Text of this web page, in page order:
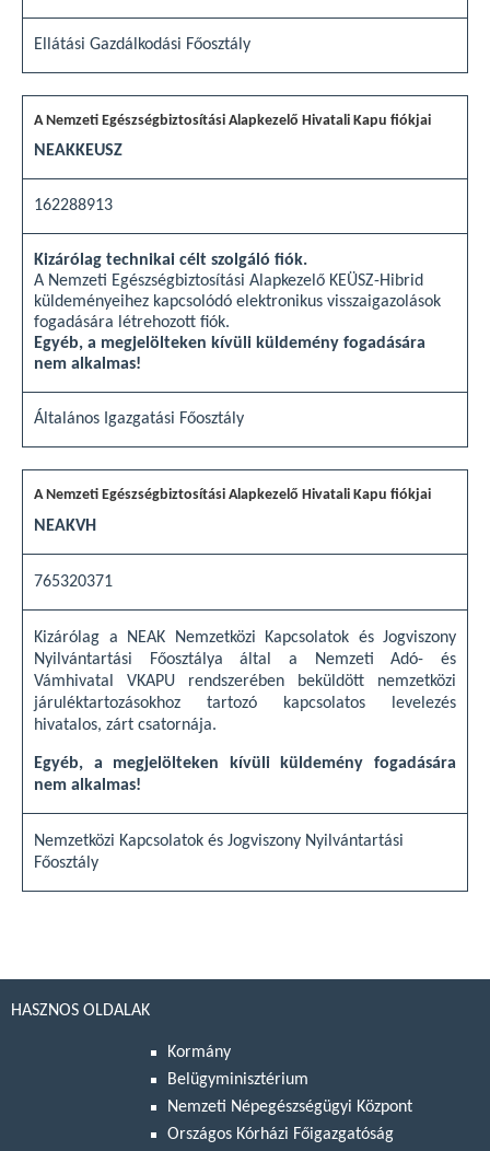
Ellátási Gazdálkodási Főosztály
NEAKKEUSZ
162288913
Kizárólag technikai célt szolgáló fiók.
A Nemzeti Egészségbiztosítási Alapkezelő KEÜSZ-Hibrid
küldeményeihez kapcsolódó elektronikus visszaigazolások
fogadására létrehozott fiók.
Egyéb, a megjelölteken kívüli küldemény fogadására
nem alkalmas!
Általános Igazgatási Főosztály
NEAKVH
765320371
Kizárólag a NEAK Nemzetközi Kapcsolatok és Jogviszony
Nyilvántartási Főosztálya által a Nemzeti Adó- és
Vámhivatal VKAPU rendszerében beküldött nemzetközi
járuléktartozásokhoz tartozó kapcsolatos levelezés
hivatalos, zárt csatornája.
Egyéb, a megjelölteken kívüli küldemény fogadására
nem alkalmas!
Nemzetközi Kapcsolatok és Jogviszony Nyilvántartási
Főosztály
HASZNOS OLDALAK
Kormány
Belügyminisztérium
Nemzeti Népegészségügyi Központ
Országos Kórházi Főigazgatóság